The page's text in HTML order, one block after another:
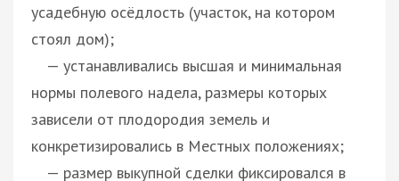
усадебную осёдлость (участок, на котором
стоял дом);
— устанавливались высшая и минимальная
нормы полевого надела, размеры которых
зависели от плодородия земель и
конкретизировались в Местных положениях;
— размер выкупной сделки фиксировался в